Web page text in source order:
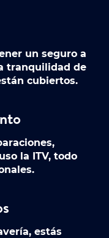
un seguro a
tranquilidad de
cubiertos.
la ITV, todo
estás